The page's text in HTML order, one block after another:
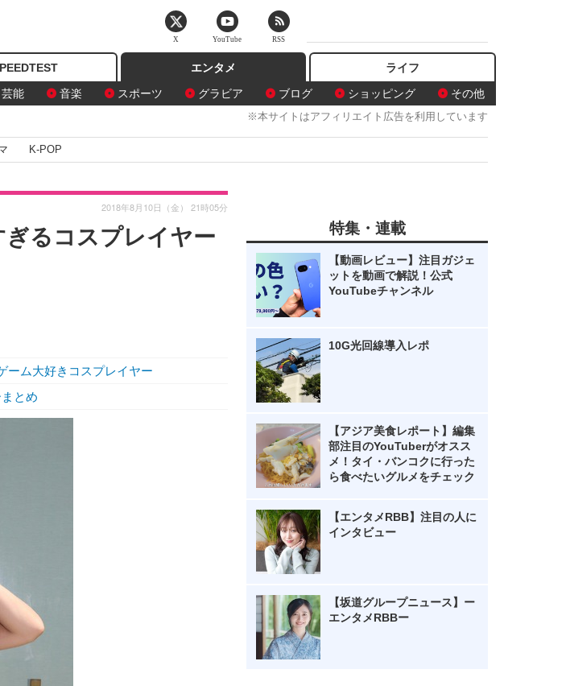
エンタメ
能 音楽 スポーツ グラビア ブログ ショッピング その他
ライフ
※本サイトはアフィリエイト広告を利用しています
K-POP
ぎるコスプレイヤー
2018年8月10日（金） 21時05分
ーム大好きコスプレイヤー
とめ
特集・連載
【動画レビュー】注目ガジェ
ットを動画で解説！公式
YouTubeチャンネル
10G光回線導入レポ
【アジア美食レポート】編集
部注目のYouTuberがオスス
メ！タイ・バンコクに行った
ら食べたいグルメをチェック
【エンタメRBB】注目の人に
インタビュー
【坂道グループニュース】ー
エンタメRBBー
X YouTube RSS